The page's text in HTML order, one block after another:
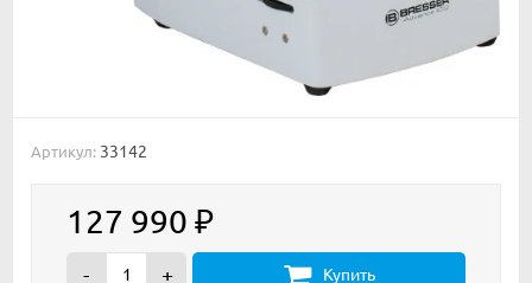
Артикул: 33142
127 990 ₽
- + Купить